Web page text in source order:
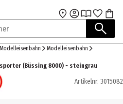
Zum Hauptinhalt
Modelleisenbahn
(Büssing 8000) - steingrau
Artikelnr. 3015082